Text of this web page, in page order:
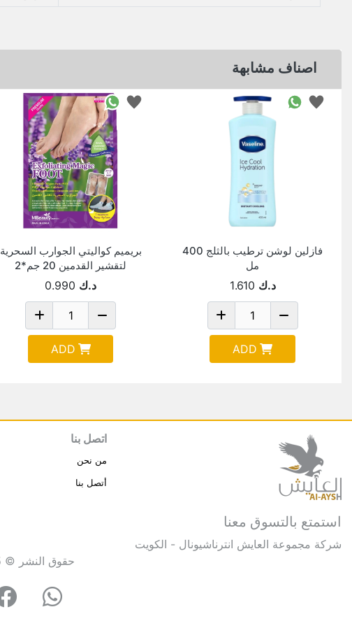
اصناف مشابهة
فازلين لوشن ترطيب بالثلج 400
مل
د.ك 1.610
ADD
بريميم كواليتي الجوارب السحرية
لتقشير القدمين 20 جم*2
د.ك 0.990
ADD
استمتع بالتسوق معنا
شركة مجموعة العايش انترناشيونال - الكويت
اتصل بنا
من نحن
أتصل بنا
حقوق النشر © 2025 مجموعة العايش انترناشيونال . كل الحقوق محفوظة.